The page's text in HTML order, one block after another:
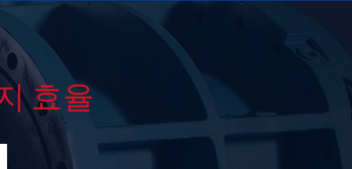
효율